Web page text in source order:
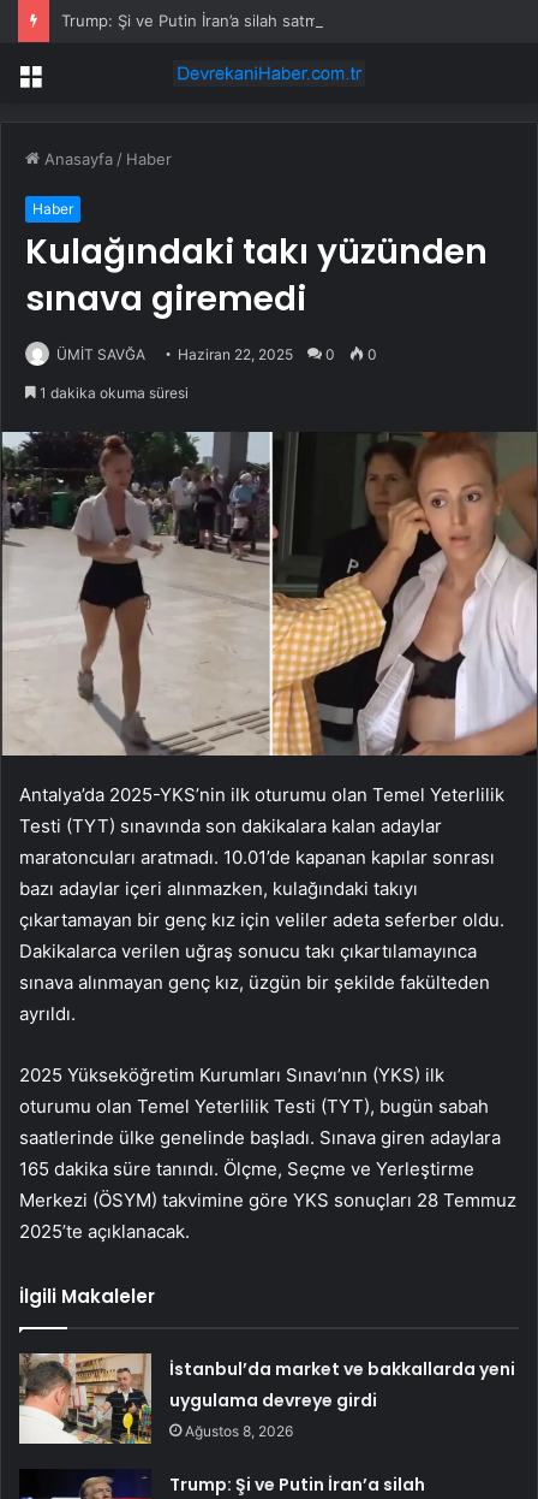
Trump: Şi ve Putin İran’a silah satmayacaklarını söyledi
Menü
Anasayfa / Haber
Haber
Kulağındaki takı yüzünden
sınava giremedi
ÜMİT SAVĞA Haziran 22, 2025 0 0
1 dakika okuma süresi
Antalya’da 2025-YKS’nin ilk oturumu olan Temel Yeterlilik
Testi (TYT) sınavında son dakikalara kalan adaylar
maratoncuları aratmadı. 10.01’de kapanan kapılar sonrası
bazı adaylar içeri alınmazken, kulağındaki takıyı
çıkartamayan bir genç kız için veliler adeta seferber oldu.
Dakikalarca verilen uğraş sonucu takı çıkartılamayınca
sınava alınmayan genç kız, üzgün bir şekilde fakülteden
ayrıldı.
2025 Yükseköğretim Kurumları Sınavı’nın (YKS) ilk
oturumu olan Temel Yeterlilik Testi (TYT), bugün sabah
saatlerinde ülke genelinde başladı. Sınava giren adaylara
165 dakika süre tanındı. Ölçme, Seçme ve Yerleştirme
Merkezi (ÖSYM) takvimine göre YKS sonuçları 28 Temmuz
2025’te açıklanacak.
İlgili Makaleler
İstanbul’da market ve bakkallarda yeni
uygulama devreye girdi
Ağustos 8, 2026
Trump: Şi ve Putin İran’a silah